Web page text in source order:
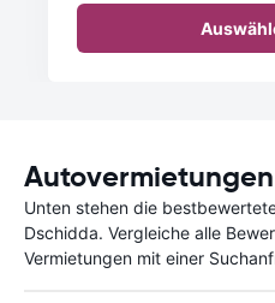
Unten stehen die
Dschidda. Vergleiche alle
Vermietungen mit einer